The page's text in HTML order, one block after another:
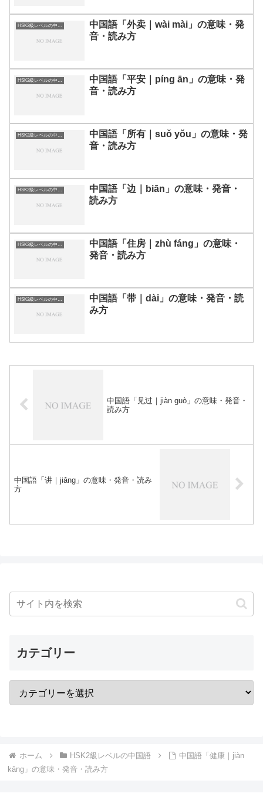
HSK2級レベルの中国語
中国語「外卖｜wài mài」の意味・発
音・読み方
HSK2級レベルの中国語
中国語「平安｜píng ān」の意味・発
音・読み方
HSK2級レベルの中国語
中国語「所有｜suǒ yǒu」の意味・発
音・読み方
HSK2級レベルの中国語
中国語「边｜biān」の意味・発音・
読み方
中国語「住房｜zhù fáng」の意味・
発音・読み方
中国語「带｜dài」の意味・発音・読
み方
中国語「见过｜jiàn guò」の意味・発音・
読み方
中国語「讲｜jiǎng」の意味・発音・読み
方
カテゴリー
ホーム HSK2級レベルの中国語
中国語「健康｜jiàn
kāng」の意味・発音・読み方